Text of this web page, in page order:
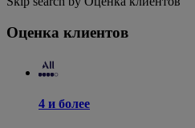
Оценка клиентов
4 и более